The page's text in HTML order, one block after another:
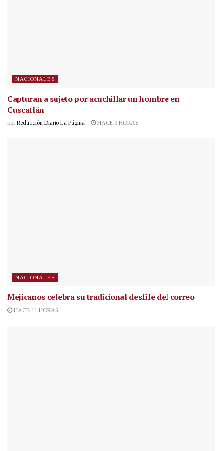
NACIONALES
Capturan a sujeto por acuchillar un hombre en
Cuscatlán
por Redacción Diario La Página HACE 9 HORAS
NACIONALES
Mejicanos celebra su tradicional desfile del correo
HACE 11 HORAS